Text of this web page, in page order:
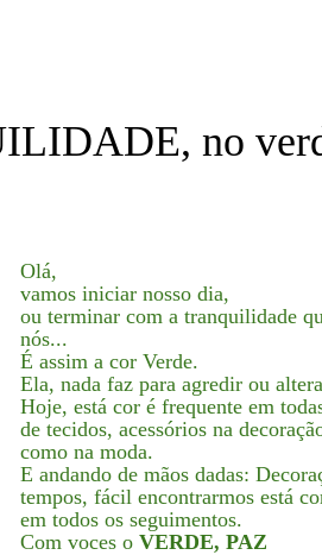
no
Olá,
vamos iniciar nosso dia,
ou terminar com a tranquilidade
nós...
É assim a cor Verde.
Ela, nada faz para agredir ou
Hoje, está cor é frequente em
de tecidos, acessórios na
como na moda.
E andando de mãos dadas:
tempos, fácil encontrarmos está
em todos os seguimentos.
Com voces o VERDE, PAZ